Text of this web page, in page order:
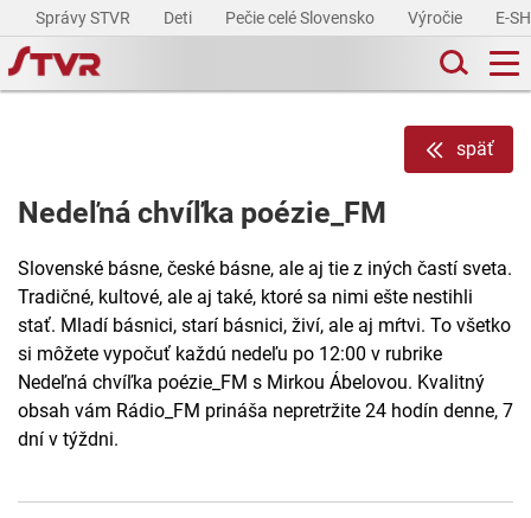
Správy STVR Deti Pečie celé Slovensko Výročie E-
späť
Nedeľná chvíľka poézie_FM
Slovenské básne, české básne, ale aj tie z iných častí sveta.
Tradičné, kultové, ale aj také, ktoré sa nimi ešte nestihli
stať. Mladí básnici, starí básnici, živí, ale aj mŕtvi. To všetko
si môžete vypočuť každú nedeľu po 12:00 v rubrike
Nedeľná chvíľka poézie_FM s Mirkou Ábelovou. Kvalitný
obsah vám Rádio_FM prináša nepretržite 24 hodín denne, 7
dní v týždni.